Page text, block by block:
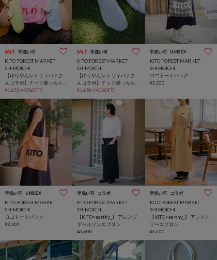
SALE 手洗い可
KITO FOREST MARKET
SHIMOICHI
【ゆりやんレトリィバァさ
んコラボ】チャリ乗っちゃ
ってソックス
¥1,650 (40%OFF)
SALE 手洗い可
KITO FOREST MARKET
SHIMOICHI
【ゆりやんレトリィバァさ
んコラボ】チャリ乗っちゃ
ってソックス
¥1,650 (40%OFF)
手洗い可 UNISEX
KITO FOREST MARKET
SHIMOICHI
ロゴトートバック
¥3,300
手洗い可 UNISEX
KITO FOREST MARKET
SHIMOICHI
ロゴトートバック
¥3,300
手洗い可 コラボ
KITO FOREST MARKET
SHIMOICHI
【KITO×earthy_】 アレンジ
ギャルソンエプロン
¥6,600
手洗い可 コラボ
KITO FOREST MARKET
SHIMOICHI
【KITO×earthy_】 アシメト
リーエプロン
¥6,600